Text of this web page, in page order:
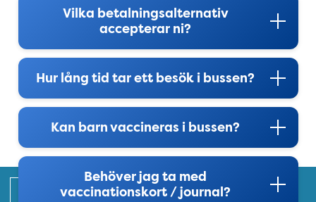
Vilka betalningsalternativ
accepterar ni?
Hur lång tid tar ett besök i bussen?
Kan barn vaccineras i bussen?
Behöver jag ta med
vaccinationskort / journal?
Snabblänkar